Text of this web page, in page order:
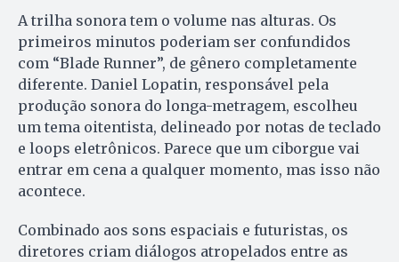
A trilha sonora tem o volume nas alturas. Os
primeiros minutos poderiam ser confundidos
com “Blade Runner”, de gênero completamente
diferente. Daniel Lopatin, responsável pela
produção sonora do longa-metragem, escolheu
um tema oitentista, delineado por notas de teclado
e loops eletrônicos. Parece que um ciborgue vai
entrar em cena a qualquer momento, mas isso não
acontece.
Combinado aos sons espaciais e futuristas, os
diretores criam diálogos atropelados entre as